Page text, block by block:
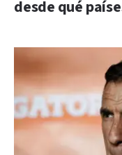
desde qué